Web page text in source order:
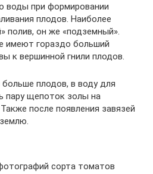
воды при формировании
плодов. Наиболее
полив, он же «подземный».
имеют гораздо больший
к вершинной гнили плодов.
плодов, в воду для
пару щепоток золы на
после появления завязей
сорта томатов